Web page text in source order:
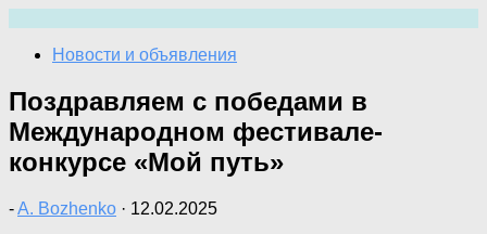
содержимому
Новости и объявления
Поздравляем с победами в
Международном фестивале-
конкурсе «Мой путь»
-A. Bozhenko · 12.02.2025